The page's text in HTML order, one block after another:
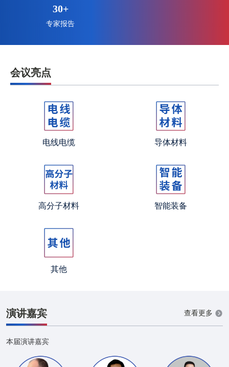
30+
专家报告
会议亮点
电线电缆 导体材料
高分子材料 智能装备
其他
演讲嘉宾 查看更多
本届演讲嘉宾